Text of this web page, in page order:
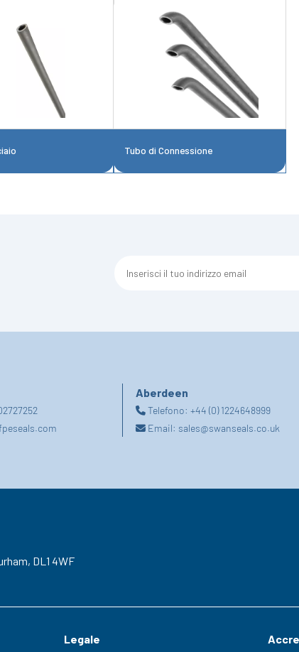
Tubo di Connessione
Aberdeen
Telefono: +44 (0) 1224648999
Email: sales@swanseals.co.uk
DL1 4WF
Legale